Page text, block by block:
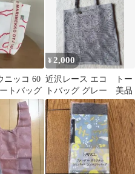
ニッコ 60
トバッグ
¥2,000
近沢レース エコ トー
トバッグ グレー 美品